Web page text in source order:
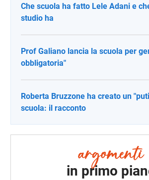
Che scuola ha fatto Lele Adani e
studio ha
Prof Galiano lancia la scuola per
obbligatoria"
Roberta Bruzzone ha creato un
scuola: il racconto
in primo